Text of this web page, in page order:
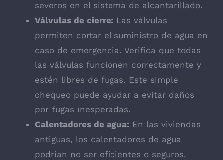
severos en el sistema de alcantarillado.
Válvulas de cierre: Las válvulas
permiten cortar el suministro de agua en
caso de emergencia. Verifica que todas
las válvulas funcionen correctamente y
estén libres de fugas. Este simple
chequeo puede ayudar a evitar daños
por fugas inesperadas.
Calentadores de agua: En las viviendas
antiguas, los calentadores de agua
podrían no ser eficientes o seguros.